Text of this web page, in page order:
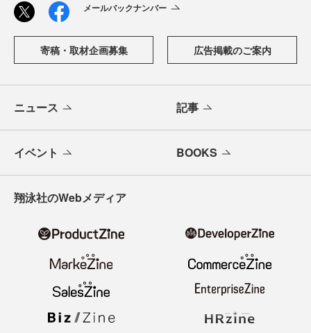
からAI活用、キャリアまで、ソフトウェア開発にかかわる
すべての人の学びと成長を支える最新情報と実践知をお届
ニュース 記事
イベント BOOKS